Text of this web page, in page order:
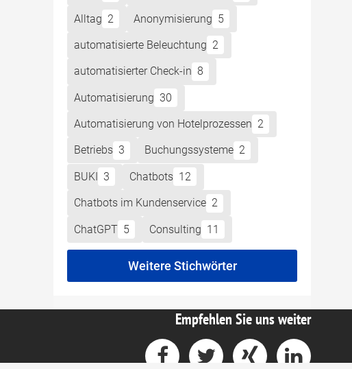
Alltag 2 Anonymisierung 5
automatisierte Beleuchtung 2
automatisierter Check-in 8
Automatisierung 30
Automatisierung von Hotelprozessen 2
Betriebs 3 Buchungssysteme 2
BUKI 3 Chatbots 12
Chatbots im Kundenservice 2
ChatGPT 5 Consulting 11
Weitere Stichwörter
Empfehlen Sie uns weiter